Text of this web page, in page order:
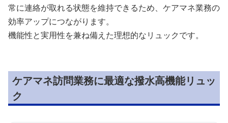
常に連絡が取れる状態を維持できるため、ケアマネ業務の
効率アップにつながります。
機能性と実用性を兼ね備えた理想的なリュックです。
ケアマネ訪問業務に最適な撥水高機能リュッ
ク